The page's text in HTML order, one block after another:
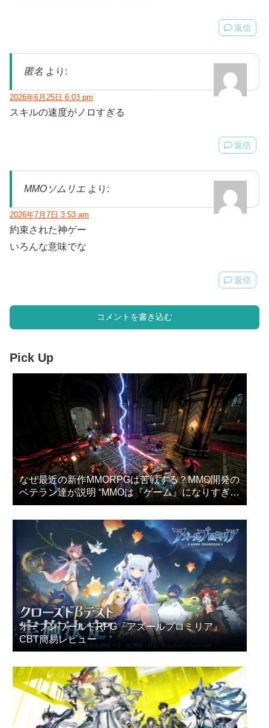
返信
匿名 より:
2026年6月25日 6:03 pm
スキルの速度がノロすぎる
返信
MMOソムリエ より:
2026年7月7日 3:53 am
約束された神ゲー
いろんな意味でな
返信
コメントを書き込む
Pick Up
なぜ最近の新作MMORPGは苦戦する？MMO開発の
ベテラン達が説明 “MMOは『ゲーム』になりすぎ
た”
オープンワールドRPG『アズールプロミリア』
CBT簡易レビュー